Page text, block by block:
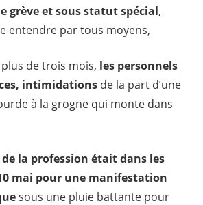
grève et sous statut spécial,
entendre par tous moyens,
de trois mois, les personnels
, intimidationsde la part d’une
à la grogne qui monte dans
la profession était dans les
mai pour une manifestation
sous une pluie battante pour